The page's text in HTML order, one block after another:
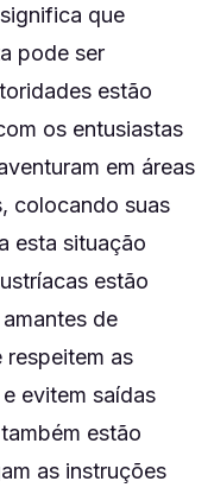
que
pode ser
estão
os entusiastas
em áreas
colocando suas
esta situação
estão
de
as
evitem saídas
estão
as instruções